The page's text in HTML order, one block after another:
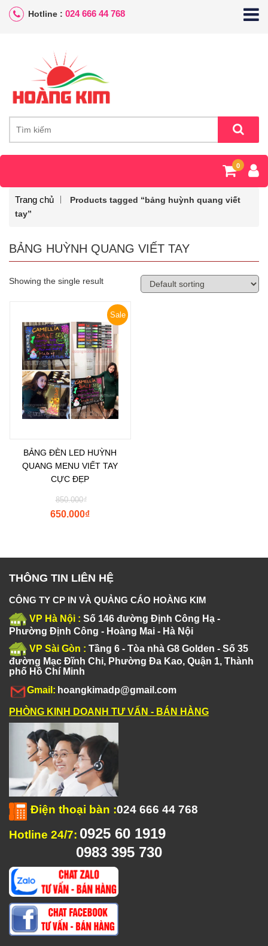
Hotline : 024 666 44 768
0
Trang chủ
Products tagged “bảng huỳnh quang viết
tay”
BẢNG HUỲNH QUANG VIẾT TAY
Showing the single result
Sale
BẢNG ĐÈN LED HUỲNH
QUANG MENU VIẾT TAY
CỰC ĐẸP
₫
850.000
₫
650.000
THÔNG TIN LIÊN HỆ
CÔNG TY CP IN VÀ QUẢNG CÁO HOÀNG KIM
VP Hà Nội : Số 146 đường Định Công Hạ -
Phường Định Công - Hoàng Mai - Hà Nội
VP Sài Gòn : Tầng 6 - Tòa nhà G8 Golden - Số 35
đường Mạc Đĩnh Chi, Phường Đa Kao, Quận 1, Thành
phố Hồ Chí Minh
Gmail: hoangkimadp@gmail.com
PHÒNG KINH DOANH TƯ VẤN - BÁN HÀNG
Điện thoại bàn :024 666 44 768
Hotline 24/7: 0925 60 1919
0983 395 730